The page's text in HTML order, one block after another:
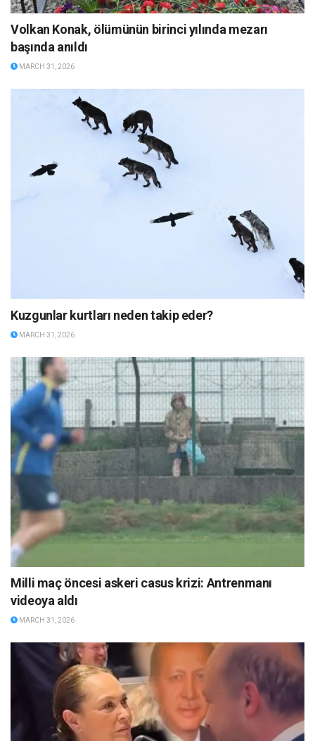
Volkan Konak, ölümünün birinci yılında mezarı
başında anıldı
MARCH 31, 2026
Kuzgunlar kurtları neden takip eder?
MARCH 31, 2026
Milli maç öncesi askeri casus krizi: Antrenmanı
videoya aldı
MARCH 31, 2026